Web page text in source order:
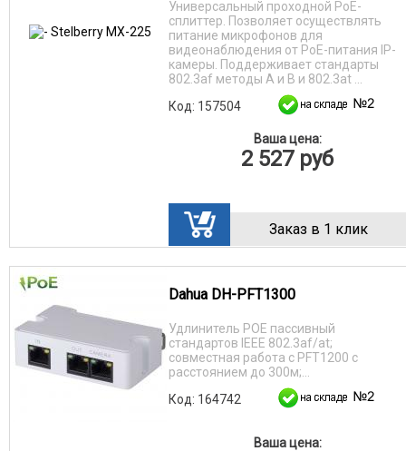
Универсальный проходной PoE-
сплиттер. Позволяет осуществлять
питание микрофонов для
видеонаблюдения от PoE-питания IP-
камеры. Поддерживает стандарты
802.3af методы A и B и 802.3at ...
Код: 157504
Ваша цена:
2 527 руб
Заказ в 1 клик
Dahua DH-PFT1300
Удлинитель РОЕ пассивный
стандартов IEEE 802.3af/at;
совместная работа с PFT1200 c
расстоянием до 300м;...
Код: 164742
Ваша цена: